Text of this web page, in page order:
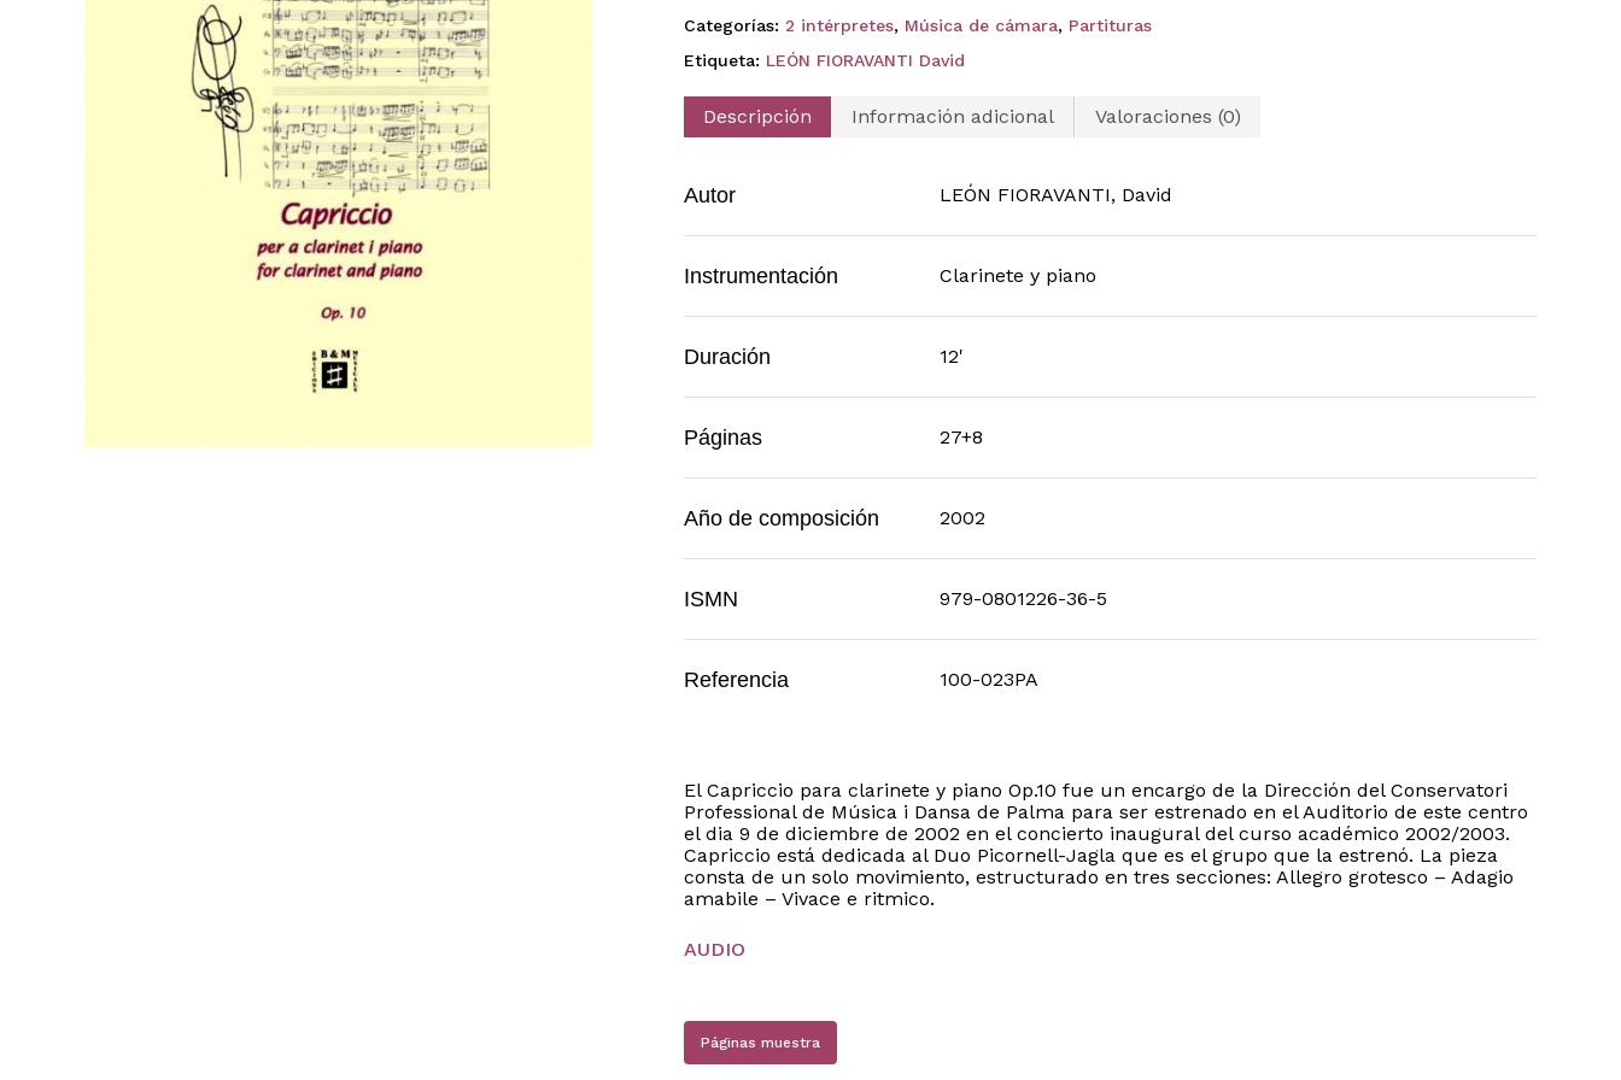
Categorías: 2 intérpretes, Música de cámara, Partituras
Etiqueta: LEÓN FIORAVANTI David
Descripción Información adicional Valoraciones (0)
Autor LEÓN FIORAVANTI, David
Instrumentación Clarinete y piano
Duración 12'
Páginas 27+8
Año de composición 2002
ISMN 979-0801226-36-5
Referencia 100-023PA
El Capriccio para clarinete y piano Op.10 fue un encargo de la Dirección del Conservatori
Professional de Música i Dansa de Palma para ser estrenado en el Auditorio de este centro
el dia 9 de diciembre de 2002 en el concierto inaugural del curso académico 2002/2003.
Capriccio está dedicada al Duo Picornell-Jagla que es el grupo que la estrenó. La pieza
consta de un solo movimiento, estructurado en tres secciones: Allegro grotesco – Adagio
amabile – Vivace e ritmico.
AUDIO
Páginas muestra